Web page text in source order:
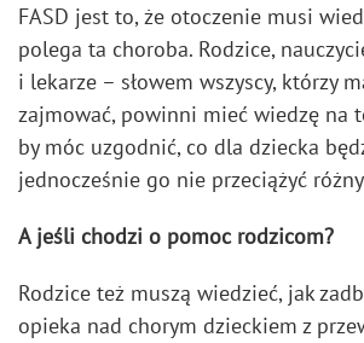
FASD jest to, że otoczenie musi
polega ta choroba. Rodzice,
i lekarze – słowem wszyscy, którzy
zajmować, powinni mieć wiedzę na
by móc uzgodnić, co dla dziecka
jednocześnie go nie przeciążyć
A jeśli chodzi o pomoc rodzicom?
Rodzice też muszą wiedzieć, jak
opieka nad chorym dzieckiem z